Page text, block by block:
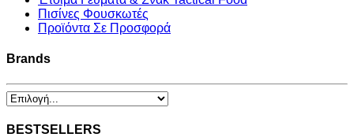
Πισίνες Φουσκωτές
Προϊόντα Σε Προσφορά
Brands
BESTSELLERS